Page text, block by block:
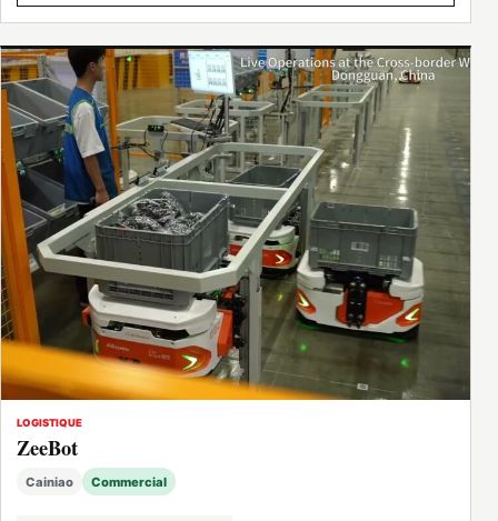
LOGISTIQUE
ZeeBot
Cainiao Commercial